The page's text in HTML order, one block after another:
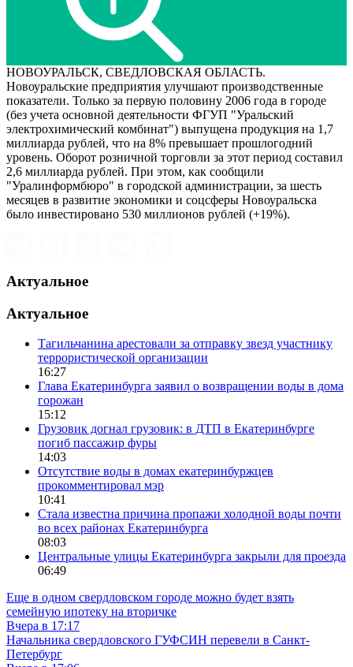
НОВОУРАЛЬСК, СВЕДЛОВСКАЯ ОБЛАСТЬ.
Новоуральские предприятия улучшают производственные
показатели. Только за первую половину 2006 года в городе
(без учета основной деятельности ФГУП "Уральский
электрохимический комбинат") выпущена продукция на 1,7
миллиарда рублей, что на 8% превышает прошлогодний
уровень. Оборот розничной торговли за этот период составил
2,6 миллиарда рублей. При этом, как сообщили
"Уралинформбюро" в городской администрации, за шесть
месяцев в развитие экономики и соцсферы Новоуральска
было инвестировано 530 миллионов рублей (+19%).
Актуальное
Актуальное
Тагильчанина арестовали за отправку звезд участнику
террористической организации
16:27
Глава Екатеринбурга заявил о возвращении воды в дома
горожан
15:12
Грузовик догнал грузовик: в ДТП в Екатеринбурге
погиб пассажир фуры
14:03
Отсутствие воды в домах екатеринбуржцев
прокомментировал мэр
10:41
Стала известна причина пропажи холодной воды почти
во всех районах Екатеринбурга
08:03
Центральные улицы Екатеринбурга закрыли для проезда
06:49
Еще в одном свердловском городе можно будет взять
семейную ипотеку на вторичке
Вчера в 17:17
Начальника свердловского ГУФСИН перевели в Санкт-
Петербург